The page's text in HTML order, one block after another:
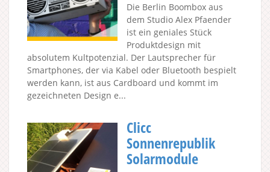
Die Berlin Boombox aus
dem Studio Alex Pfaender
ist ein geniales Stück
Produktdesign mit
absolutem Kultpotenzial. Der Lautsprecher für
Smartphones, der via Kabel oder Bluetooth bespielt
werden kann, ist aus Cardboard und kommt im
gezeichneten Design e...
Clicc
Sonnenrepublik
Solarmodule